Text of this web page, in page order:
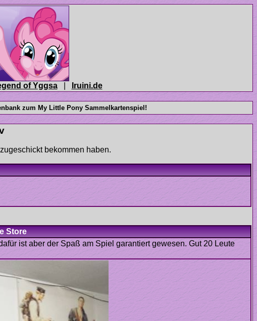
|
bekommen haben.
ist aber der Spaß am Spiel garantiert gewesen. Gut 20 Leute